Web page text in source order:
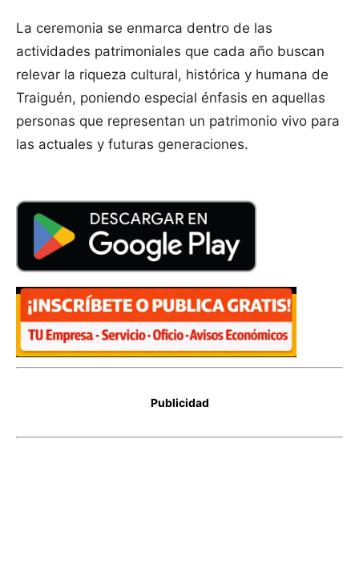
La ceremonia se enmarca dentro de las
actividades patrimoniales que cada año buscan
relevar la riqueza cultural, histórica y humana de
Traiguén, poniendo especial énfasis en aquellas
personas que representan un patrimonio vivo para
las actuales y futuras generaciones.
Publicidad